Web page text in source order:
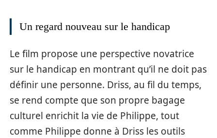
Un regard nouveau sur le handicap
Le film propose une perspective novatrice
sur le handicap en montrant qu’il ne doit pas
définir une personne. Driss, au fil du temps,
se rend compte que son propre bagage
culturel enrichit la vie de Philippe, tout
comme Philippe donne à Driss les outils